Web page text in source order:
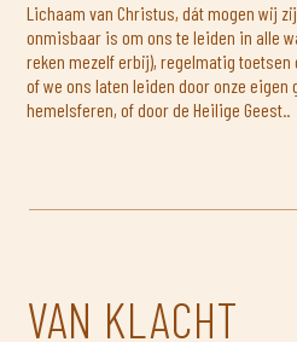
Lichaam van Christus, dát mogen wij
onmisbaar is om ons te leiden in alle
reken mezelf erbij), regelmatig toetsen
of we ons laten leiden door onze
hemelsferen, of door de Heilige Geest..
VAN KLACHT